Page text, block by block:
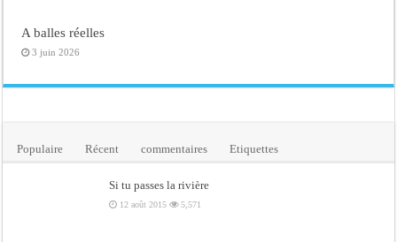
A balles réelles
3 juin 2026
Populaire Récent commentaires Etiquettes
Si tu passes la rivière
12 août 2015 5,571